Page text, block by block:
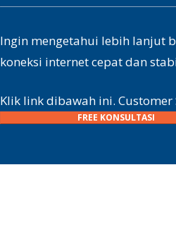
Ingin mengetahui lebih lanjut
koneksi internet cepat dan
Klik link dibawah ini.
FREE KONSULTASI